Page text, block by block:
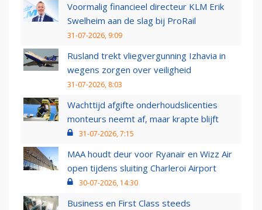
Voormalig financieel directeur KLM Erik
Swelheim aan de slag bij ProRail
31-07-2026, 9:09
Rusland trekt vliegvergunning Izhavia in
wegens zorgen over veiligheid
31-07-2026, 8:03
Wachttijd afgifte onderhoudslicenties
monteurs neemt af, maar krapte blijft
31-07-2026, 7:15
MAA houdt deur voor Ryanair en Wizz Air
open tijdens sluiting Charleroi Airport
30-07-2026, 14:30
Business en First Class steeds